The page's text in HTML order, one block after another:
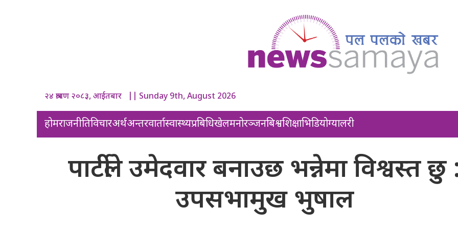
२४ श्रावण २०८३, आईतबार || Sunday 9th, August 2026
होमराजनीतिविचारअर्थअन्तरवार्तास्वास्थ्यप्रबिधिखेलमनोरञ्जनबिश्वशिक्षाभिडियोग्यालरी
पार्टीले उमेदवार बनाउछ भन्नेमा विश्वस्त छु
उपसभामुख भुषाल